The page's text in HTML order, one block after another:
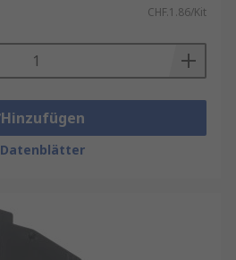
CHF.1.86/Kit
Hinzufügen
Datenblätter